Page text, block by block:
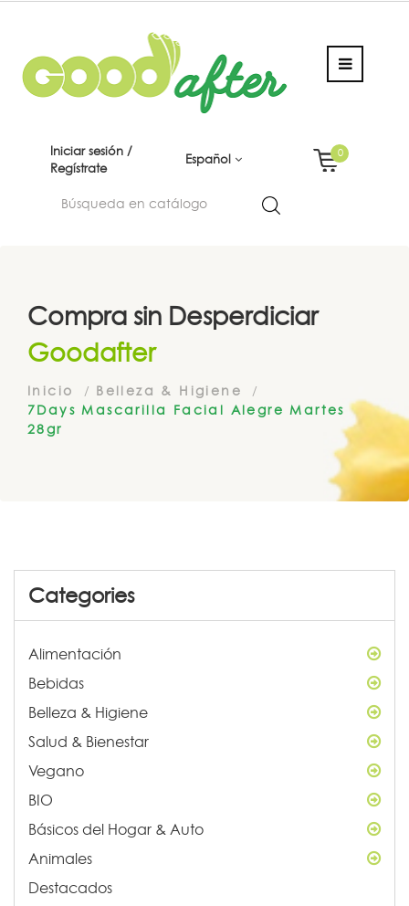
Iniciar sesión /
Regístrate
Español
0
Compra sin Desperdiciar
Goodafter
Inicio
Belleza & Higiene
7Days Mascarilla Facial Alegre Martes
28gr
Categories
Alimentación
Bebidas
Belleza & Higiene
Salud & Bienestar
Vegano
BIO
Básicos del Hogar & Auto
Animales
Destacados